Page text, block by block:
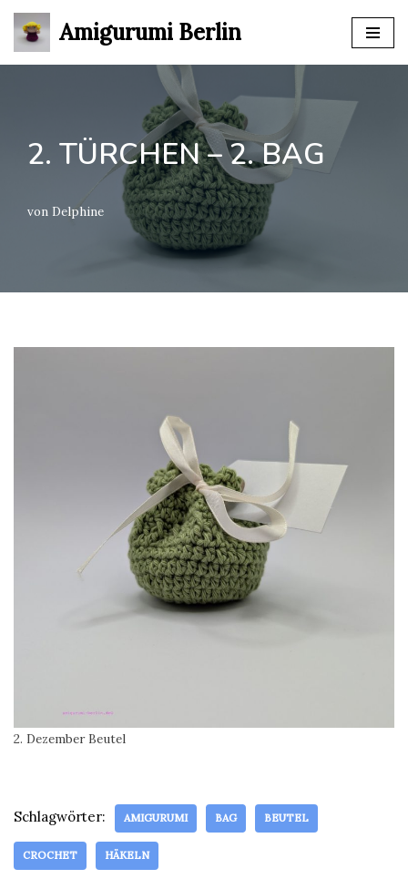
Zum
Inhalt
Amigurumi Berlin
2. TÜRCHEN – 2. BAG
von Delphine
2. Dezember Beutel
Schlagwörter: AMIGURUMI BAG BEUTEL
CROCHET HÄKELN